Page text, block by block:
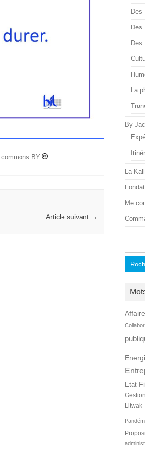
BY
Article suivant →
Des
Des
Des
La
By
La
Me
Affaire
Etat
Litwak